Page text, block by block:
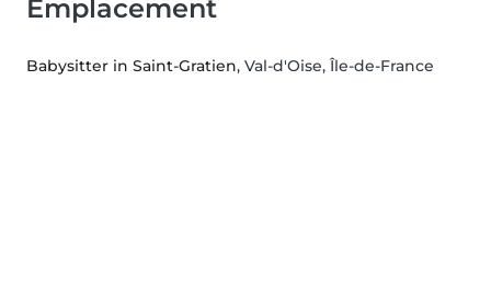
Emplacement
Babysitter in Saint-Gratien, Val-d'Oise, Île-de-France